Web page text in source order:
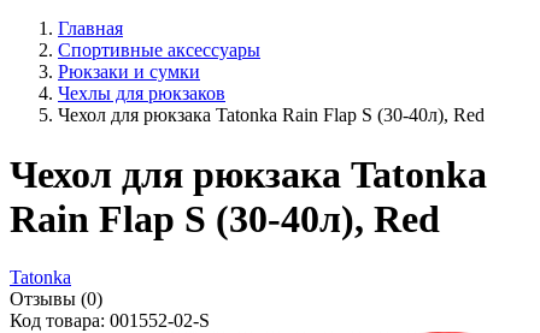
Главная
Спортивные аксессуары
Рюкзаки и сумки
Чехлы для рюкзаков
Чехол для рюкзака Tatonka Rain Flap S (30-40л), Red
Чехол для рюкзака Tatonka
Rain Flap S (30-40л), Red
Tatonka
Отзывы (0)
Код товара: 001552-02-S